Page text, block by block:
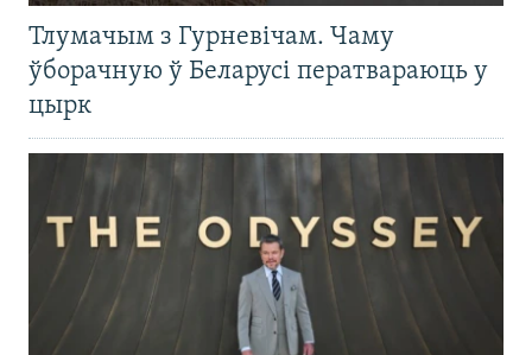
Тлумачым з Гурневічам. Чаму
ўборачную ў Беларусі ператвараюць у
цырк